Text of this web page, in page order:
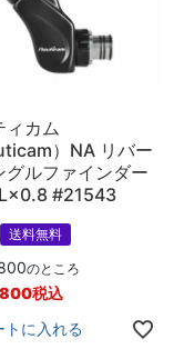
ィカム
）NA リバー
グルファインダー
#21543
送料無料
のところ
税込
トに入れる